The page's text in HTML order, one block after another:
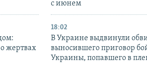
с июнем
жертвах
18:02
В Украине выдвинули
выносившего приговор
Украины, попавшего в